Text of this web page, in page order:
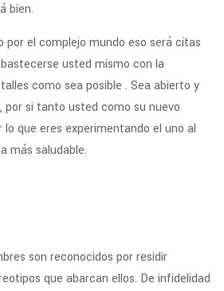
bien.
por el complejo mundo eso será citas
usted mismo con la
como sea posible . Sea abierto y
por si tanto usted como su nuevo
que eres experimentando el uno al
más saludable.
son reconocidos por residir
que abarcan ellos. De infidelidad